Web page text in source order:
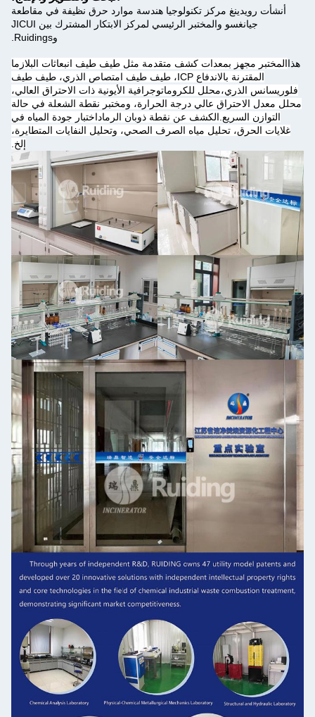
أنشأت رويدينغ مركز تكنولوجيا هندسة موارد حرق نظيفة في مقاطعة
جيانغسو والمختبر الرئيسي لمركز الابتكار المشترك بين JICUI
وRuidings.
هذاالمختبر مجهز بمعدات كشف متقدمة مثل طيف طيف انبعاثات البلازما
المقترنة بالاندفاع ICP، طيف طيف امتصاص الذري، طيف طيف
فلوريسانس الذري،محلل للكروماتوجرافية الأيونية ذات الاحتراق العالي،
محلل معدل الاحتراق عالي درجة الحرارة، ومختبر نقطة الشعلة في حالة
التوازن السريع.الكشف عن نقطة ذوبان الرماداختبار جودة المياه في
غلايات الحرق، تحليل مياه الصرف الصحي، وتحليل النفايات المتطايرة،
إلخ.